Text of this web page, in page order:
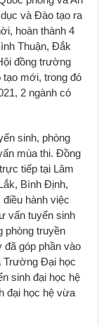
và Đào tạo ra
hoàn thành 4
Thuận, Đắk
đồng trường
tạo mới, trong đó
2 ngành có
sinh, phòng
mùa thi. Đồng
tiếp tại Lâm
Bình Định,
hành việc
vấn tuyển sinh
phòng truyền
đã góp phần vào
Trường Đại học
sinh đại học hệ
đại học hệ vừa